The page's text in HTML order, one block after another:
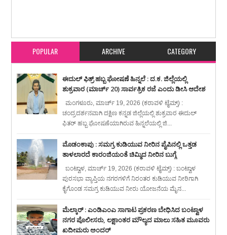
POPULAR ARCHIVE CATEGORY
ಈದುಲ್ ಫಿತ್ರ್ ಹಬ್ಬ ಘೋಷಣೆ ಹಿನ್ನಲೆ : ದ.ಕ. ಜಿಲ್ಲೆಯಲ್ಲಿ
ಶುಕ್ರವಾರ (ಮಾರ್ಚ್ 20) ಸಾರ್ವತ್ರಿಕ ರಜೆ ಎಂದು ಡೀಸಿ ಆದೇಶ
ಮಂಗಳೂರು, ಮಾರ್ಚ್ 19, 2026 (ಕರಾವಳಿ ಟೈಮ್ಸ್) :
ಚಂದ್ರದರ್ಶನವಾಗಿ ದಕ್ಷಿಣ ಕನ್ನಡ ಜಿಲ್ಲೆಯಲ್ಲಿ ಶುಕ್ರವಾರ ಈದುಲ್
ಫಿತರ್ ಹಬ್ಬ ಘೋಷಣೆಯಾಗಿರುವ ಹಿನ್ನಲೆಯಲ್ಲಿ ಜಿ...
ಮೊಡಂಕಾಪು : ಸಮಗ್ರ ಕುಡಿಯುವ ನೀರಿನ ಪೈಪಿನಲ್ಲಿ ಒತ್ತಡ
ತಾಳಲಾರದೆ ಕಾರಂಜಿಯಂತೆ ಚಿಮ್ಮಿದ ನೀರಿನ ಬುಗ್ಗೆ
ಬಂಟ್ವಾಳ, ಮಾರ್ಚ್ 19, 2026 (ಕರಾವಳಿ ಟೈಮ್ಸ್) : ಬಂಟ್ವಾಳ
ಪುರಸಭಾ ವ್ಯಾಪ್ತಿಯ ನಗರಗಳಿಗೆ ನಿರಂತರ ಕುಡಿಯುವ ನೀರಿಗಾಗಿ
ಕೈಗೊಂಡ ಸಮಗ್ರ ಕುಡಿಯುವ ನೀರು ಯೋಜನೆಯ ಮೈನ...
ಮೆಲ್ಕಾರ್ : ಎಂಡಿಎಂಎ ಸಾಗಾಟ ಪ್ರಕರಣ ಬೇಧಿಸಿದ ಬಂಟ್ವಾಳ
ನಗರ ಪೊಲೀಸರು, ಲಕ್ಷಾಂತರ ಮೌಲ್ಯದ ಮಾಲು ಸಹಿತ ಮೂವರು
ಖದೀಮರು ಅಂದರ್